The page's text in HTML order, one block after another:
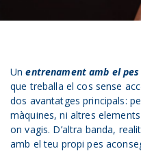
Unentrenament amb el
que treballa el cos sense
dos avantatges principals:
màquines, ni altres
on vagis. D’altra banda,
amb el teu propi pes